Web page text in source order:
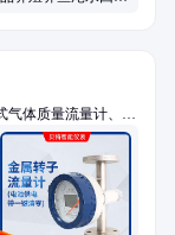
气体质量流量计、涡
液体涡轮流量计、超
超声波液位计、吹
、流量开关、质量
开关、视流器